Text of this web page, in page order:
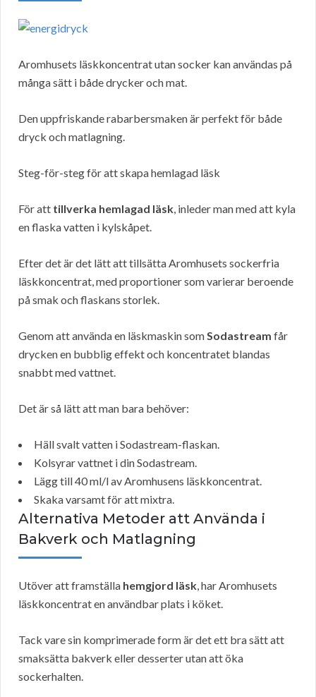
Aromhusets läskkoncentrat utan socker kan användas på
många sätt i både drycker och mat.
Den uppfriskande rabarbersmaken är perfekt för både
dryck och matlagning.
Steg-för-steg för att skapa hemlagad läsk
För att tillverka hemlagad läsk, inleder man med att kyla
en flaska vatten i kylskåpet.
Efter det är det lätt att tillsätta Aromhusets sockerfria
läskkoncentrat, med proportioner som varierar beroende
på smak och flaskans storlek.
Genom att använda en läskmaskin somSodastream får
drycken en bubblig effekt och koncentratet blandas
snabbt med vattnet.
Det är så lätt att man bara behöver:
Häll svalt vatten i Sodastream-flaskan.
Kolsyrar vattnet i din Sodastream.
Lägg till 40 ml/l av Aromhusens läskkoncentrat.
Skaka varsamt för att mixtra.
Alternativa Metoder att Använda i
Bakverk och Matlagning
Utöver att framställa hemgjord läsk, har Aromhusets
läskkoncentrat en användbar plats i köket.
Tack vare sin komprimerade form är det ett bra sätt att
smaksätta bakverk eller desserter utan att öka
sockerhalten.